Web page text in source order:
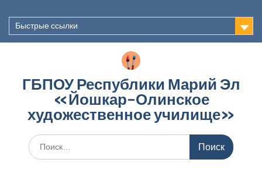
содержимому
Быстрые ссылки
ГБПОУ Республики Марий Эл
«Йошкар-Олинское
художественное училище»
Поиск
по: